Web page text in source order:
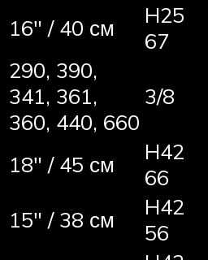
16″ / 40 см
H25
67
290, 390,
341, 361,
360, 440, 660
3/8
18″ / 45 см
H42
66
15″ / 38 см
H42
56